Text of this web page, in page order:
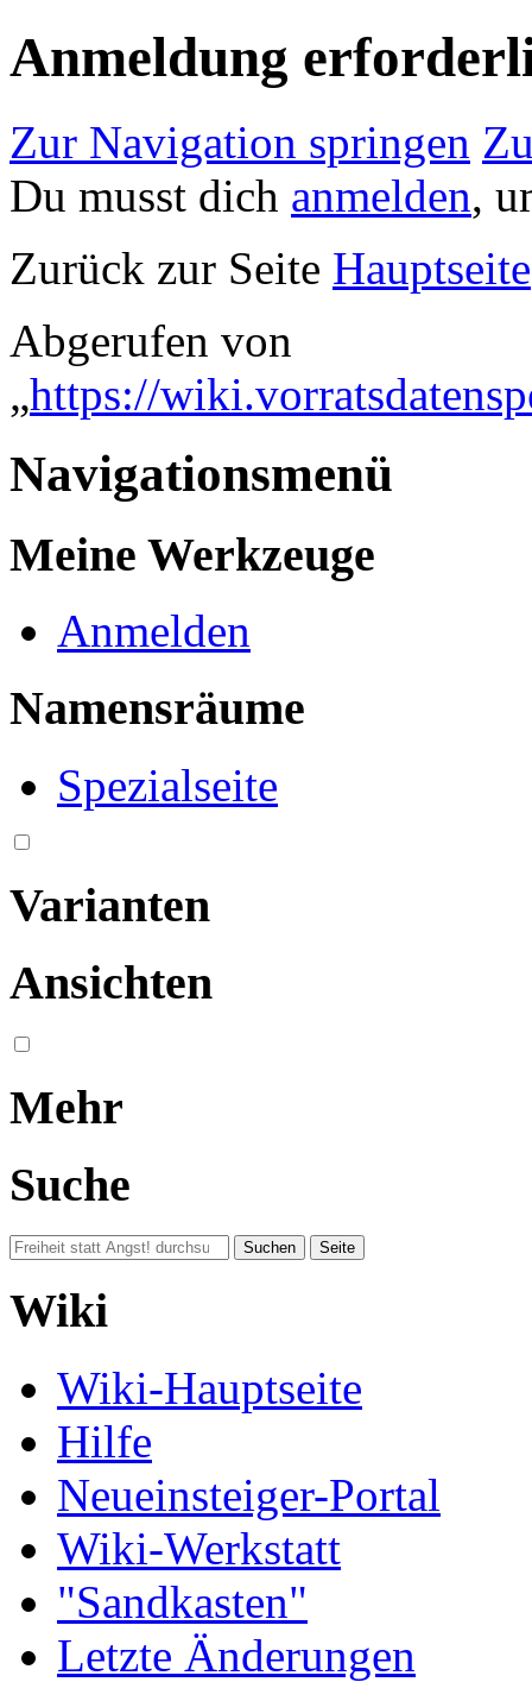
Anmeldung
Zur Navigation springen
Du musst dich anmelden,
Zurück zur Seite Hauptseite
Abgerufen von
„https://
Navigationsmenü
Meine Werkzeuge
Anmelden
Namensräume
Spezialseite
Varianten
Ansichten
Mehr
Suche
Wiki
Wiki-Hauptseite
Hilfe
Neueinsteiger-Portal
Wiki-Werkstatt
"Sandkasten"
Letzte Änderungen